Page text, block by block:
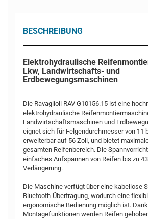
BESCHREIBUNG
Elektrohydraulische
Lkw, Landwirtschafts- und
Erdbewegungsmaschinen
Die Ravaglioli RAV G10156.15 ist eine
elektrohydraulische
Landwirtschaftsmaschinen und
eignet sich für Felgendurchmesser von 11
erweiterbar auf 56 Zoll, und bietet
gesamten Reifenbereich. Die
einfaches Aufspannen von Reifen bis zu
Verlängerung.
Die Maschine verfügt über eine kabellose
Bluetooth-Übertragung, wodurch eine
ergonomische Bedienung möglich ist.
Montagefunktionen werden Reifen